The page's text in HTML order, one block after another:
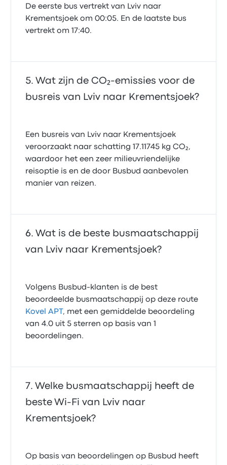
De eerste bus vertrekt van Lviv naar
Krementsjoek om 00:05. En de laatste bus
vertrekt om 17:40.
Wat zijn de CO₂-emissies voor de
busreis van Lviv naar Krementsjoek?
Een busreis van Lviv naar Krementsjoek
veroorzaakt naar schatting 17.11745 kg CO₂,
waardoor het een zeer milieuvriendelijke
reisoptie is en de door Busbud aanbevolen
manier van reizen.
Wat is de beste busmaatschappij
van Lviv naar Krementsjoek?
Volgens Busbud-klanten is de best
beoordeelde busmaatschappij op deze route
Kovel APT , met een gemiddelde beoordeling
van 4.0 uit 5 sterren op basis van 1
beoordelingen.
Welke busmaatschappij heeft de
beste Wi‑Fi van Lviv naar
Krementsjoek?
Op basis van beoordelingen op Busbud heeft